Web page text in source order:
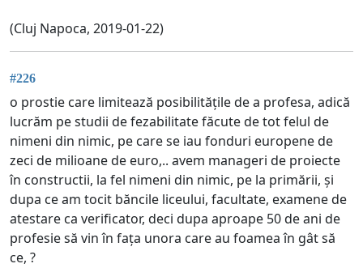
(Cluj Napoca, 2019-01-22)
#226
o prostie care limitează posibilitățile de a profesa, adică
lucrăm pe studii de fezabilitate făcute de tot felul de
nimeni din nimic, pe care se iau fonduri europene de
zeci de milioane de euro,.. avem manageri de proiecte
în constructii, la fel nimeni din nimic, pe la primării, și
dupa ce am tocit băncile liceului, facultate, examene de
atestare ca verificator, deci dupa aproape 50 de ani de
profesie să vin în fața unora care au foamea în gât să
ce, ?